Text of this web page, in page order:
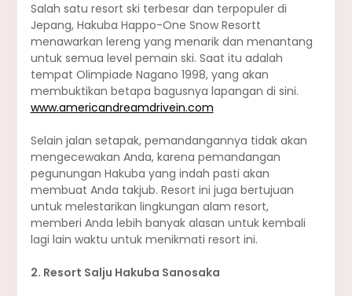
Salah satu resort ski terbesar dan terpopuler di
Jepang, Hakuba Happo-One Snow Resortt
menawarkan lereng yang menarik dan menantang
untuk semua level pemain ski. Saat itu adalah
tempat Olimpiade Nagano 1998, yang akan
membuktikan betapa bagusnya lapangan di sini.
www.americandreamdrivein.com
Selain jalan setapak, pemandangannya tidak akan
mengecewakan Anda, karena pemandangan
pegunungan Hakuba yang indah pasti akan
membuat Anda takjub. Resort ini juga bertujuan
untuk melestarikan lingkungan alam resort,
memberi Anda lebih banyak alasan untuk kembali
lagi lain waktu untuk menikmati resort ini.
2. Resort Salju Hakuba Sanosaka